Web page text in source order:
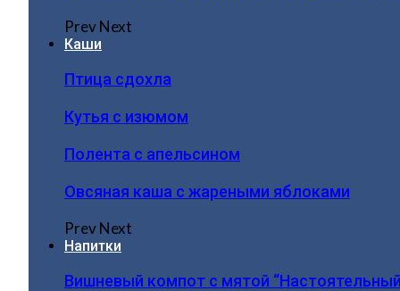
PrevNext
Каши
Птица сдохла
Кутья с изюмом
Полента с апельсином
Овсяная каша с жареными яблоками
PrevNext
Напитки
Вишневый компот с мятой